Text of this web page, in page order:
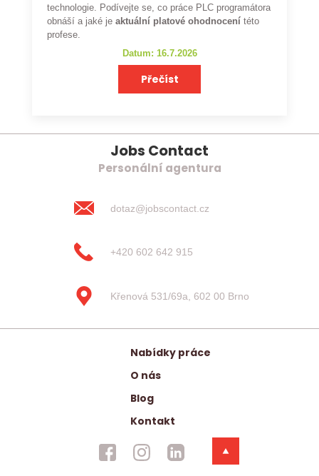
technologie. Podívejte se, co práce PLC programátora
obnáší a jaké je aktuální platové ohodnocení této
profese.
Datum: 16.7.2026
Přečíst
Jobs Contact
Personální agentura
dotaz@jobscontact.cz
+420 602 642 915
Křenová 531/69a, 602 00 Brno
Nabídky práce
O nás
Blog
Kontakt